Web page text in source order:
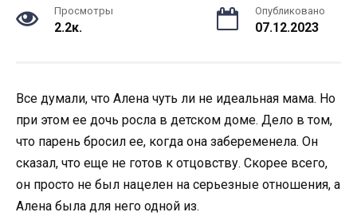
Просмотры
2.2к.
Опубликовано
07.12.2023
Все думали, что Алена чуть ли не идеальная мама. Но
при этом ее дочь росла в детском доме. Дело в том,
что парень бросил ее, когда она забеременела. Он
сказал, что еще не готов к отцовству. Скорее всего,
он просто не был нацелен на серьезные отношения, а
Алена была для него одной из.